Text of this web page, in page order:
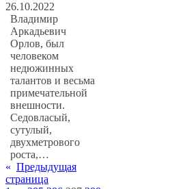
26.10.2022
Владимир
Аркадьевич
Орлов, был
человеком
недюжинных
талантов и весьма
примечательной
внешности.
Седовласый,
сутулый,
двухметрового
роста,…
« Предыдущая
страница